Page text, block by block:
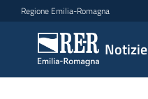
Vai al contenuto
Vai alla navigazione
Vai al footer
Regione Emilia-Romagna
Notizie
Notizie